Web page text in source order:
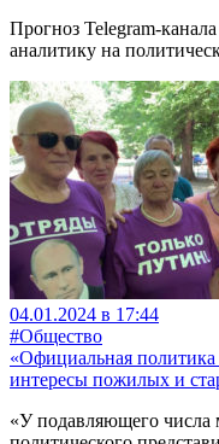
Прогноз Telegram-
аналитику на
04.01.2024 в 17:44
#Общество
«Официальная политика
интересы пожилых и
«У подавляющего числа